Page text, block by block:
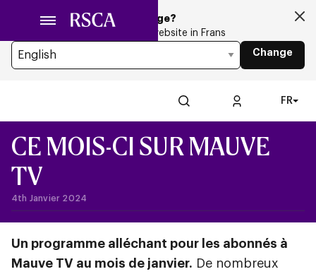
contenu
principal
Looking for another Language?
You’re currently browsing the website in Frans
Change
FR
CE MOIS-CI SUR MAUVE
TV
4th Janvier 2024
Un programme alléchant pour les abonnés à
Mauve TV au mois de janvier. De nombreux